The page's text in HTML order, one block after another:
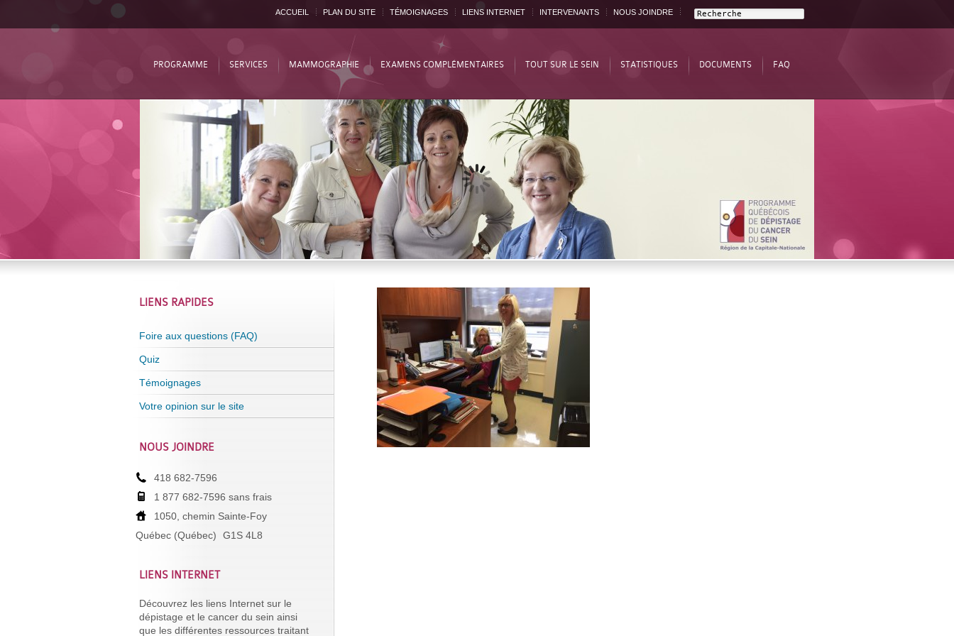
ACCUEIL PLAN DU SITE TÉMOIGNAGES LIENS INTERNET INTERVENANTS NOUS JOINDRE
PROGRAMME SERVICES MAMMOGRAPHIE EXAMENS COMPLÉMENTAIRES TOUT SUR LE SEIN STATISTIQUES DOCUMENTS FAQ
LIENS RAPIDES
Foire aux questions (FAQ)
Quiz
Témoignages
Votre opinion sur le site
NOUS JOINDRE
418 682-7596
1 877 682-7596 sans frais
1050, chemin Sainte-Foy
Québec (Québec)
G1S 4L8
LIENS INTERNET
Découvrez les liens Internet sur le
dépistage et le cancer du sein ainsi
que les différentes ressources traitant